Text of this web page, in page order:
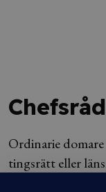
Ordinarie
tingsrätt eller